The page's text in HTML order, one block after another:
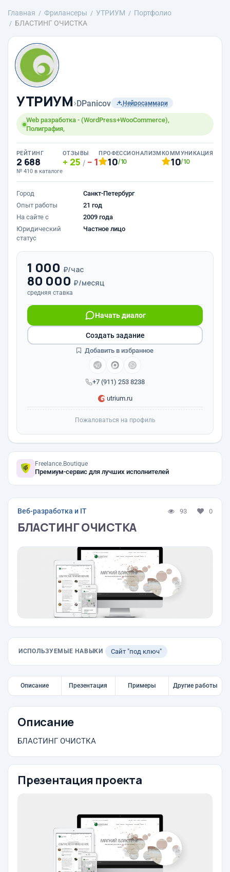
Главная Фрилансеры УТРИУМ
Портфолио
БЛАСТИНГ ОЧИСТКА
УТРИУМ›DPanicov Нейросаммари
Web разработка - (WordPress+WooCommerce),
Полиграфия,
РЕЙТИНГ
2 688
№ 410 в каталоге
ОТЗЫВЫ
25 / 1
ПРОФЕССИОНАЛИЗМ
10/10
КОММУНИКАЦИЯ
10/10
Город
Санкт-Петербург
Опыт работы
21 год
На сайте с
2009 года
Юридический
статус
Частное лицо
1 000 ₽/час
80 000 ₽/месяц
средняя ставка
+7 (911) 253 8238
Начать диалог
utrium.ru
Создать задание
Добавить в избранное
Пожаловаться на профиль
Freelance.Boutique
Премиум-сервис для лучших исполнителей
Веб-разработка и IT 93 0
БЛАСТИНГ ОЧИСТКА
ИСПОЛЬЗУЕМЫЕ НАВЫКИ Сайт "под ключ"
Описание Презентация Примеры Другие работы
Описание
БЛАСТИНГ ОЧИСТКА
Презентация проекта